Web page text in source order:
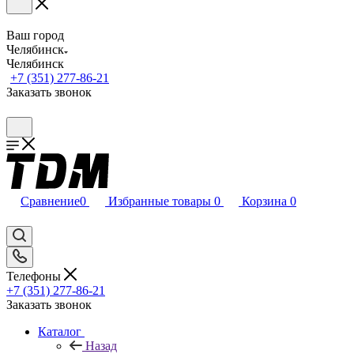
Ваш город
Челябинск
Челябинск
+7 (351) 277-86-21
Заказать звонок
Сравнение0 Избранные товары 0 Корзина 0
Телефоны
+7 (351) 277-86-21
Заказать звонок
Каталог
Назад